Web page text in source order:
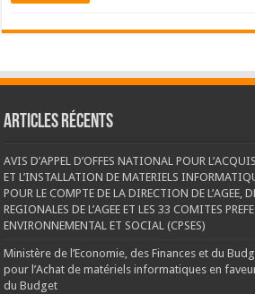
Articles récents
AVIS D’APPEL D’OFFES NATIONAL POUR
ET L’INSTALLATION DE MATERIELS
POUR LE COMPTE DE LA DIRECTION DE L’AGEE,
REGIONALES DE L’AGEE ET LES 33 COMITES
ENVIRONNEMENTAL ET SOCIAL (CPSES)
Ministère de l’Economie, des Finances et du
pour l’Achat de matériels informatiques en
du Budget